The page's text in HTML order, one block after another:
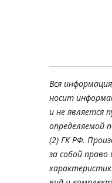
Вся
носит
и не является
определяемой
(2) ГК РФ.
за собой право